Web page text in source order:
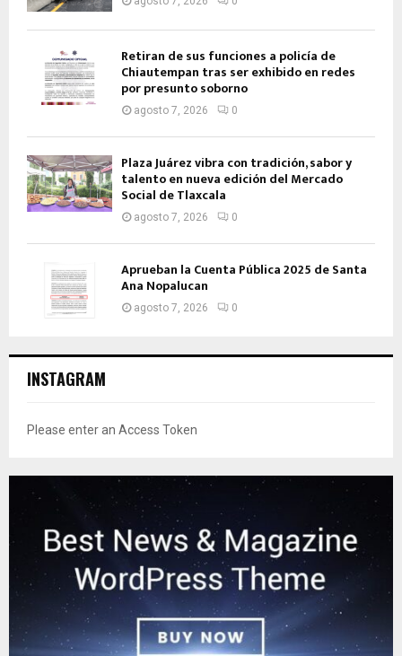
Retiran de sus funciones a policía de
Chiautempan tras ser exhibido en redes
por presunto soborno
agosto 7, 2026 0
Plaza Juárez vibra con tradición, sabor y
talento en nueva edición del Mercado
Social de Tlaxcala
agosto 7, 2026 0
Aprueban la Cuenta Pública 2025 de Santa
Ana Nopalucan
agosto 7, 2026 0
INSTAGRAM
Please enter an Access Token